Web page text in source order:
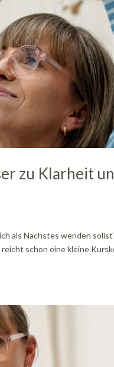
zu Klarheit
als Nächstes wenden
schon eine kleine